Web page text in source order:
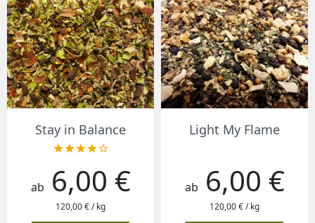
Stay in Balance

Preis
ab 6,00 €
120,00 € / kg
Light My Flame
Preis
ab 6,00 €
120,00 € / kg